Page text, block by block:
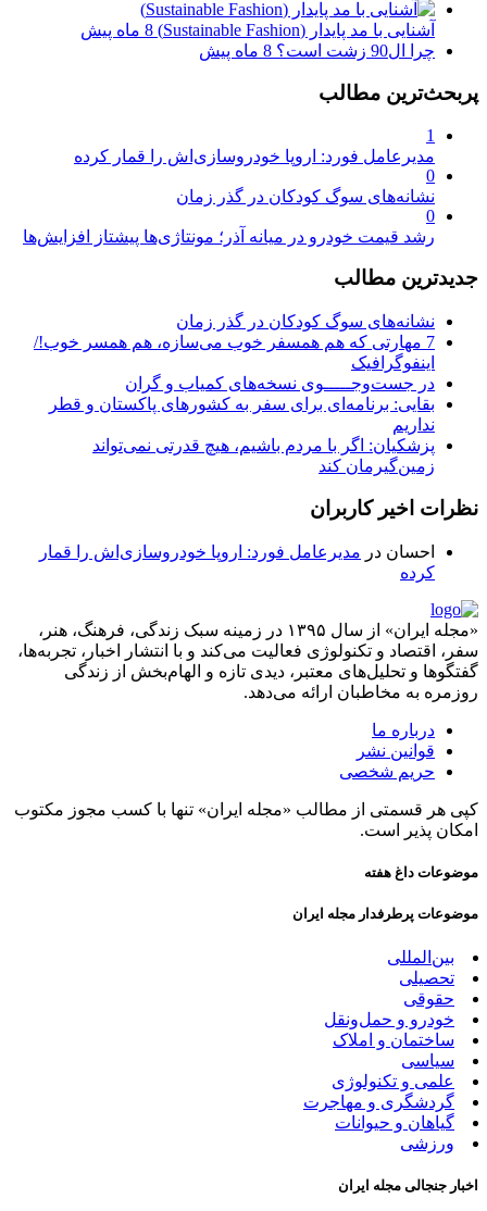
آشنایی با مد پایدار (Sustainable Fashion)
8 ماه پیش
چرا ال90 زشت است؟
8 ماه پیش
پربحث‌ترین مطالب
1
مدیرعامل فورد: اروپا خودروسازی‌اش را قمار کرده
0
نشانه‌های سوگ کودکان در گذر زمان
0
رشد قیمت خودرو در میانه آذر؛ مونتاژی‌ها پیشتاز افزایش‌ها
جدیدترین مطالب
نشانه‌های سوگ کودکان در گذر زمان
7 مهارتی که هم همسفر خوب می‌سازه، هم همسر خوب!/
اینفوگرافیک
در جست‌وجـــــوی نسخه‌های کمیاب و گران
بقایی: برنامه‌ای برای سفر به کشورهای پاکستان و قطر
نداریم
پزشکیان: اگر با مردم باشیم، هیچ قدرتی نمی‌تواند
زمین‌گیرمان کند
نظرات اخیر کاربران
احسان در مدیرعامل فورد: اروپا خودروسازی‌اش را قمار
کرده
«مجله ایران» از سال ۱۳۹۵ در زمینه سبک زندگی، فرهنگ، هنر،
سفر، اقتصاد و تکنولوژی فعالیت می‌کند و با انتشار اخبار، تجربه‌ها،
گفتگوها و تحلیل‌های معتبر، دیدی تازه و الهام‌بخش از زندگی
روزمره به مخاطبان ارائه می‌دهد.
درباره ما
قوانین نشر
حریم شخصی
کپی هر قسمتی از مطالب «مجله ایران» تنها با کسب مجوز مکتوب
امکان پذیر است.
موضوعات داغ هفته
موضوعات پرطرفدار مجله ایران
بین‌المللی
تحصیلی
حقوقی
خودرو و حمل‌و‌نقل
ساختمان و املاک
سیاسی
علمی و تکنولوژی
گردشگری و مهاجرت
گیاهان و حیوانات
ورزشی
اخبار جنجالی مجله ایران